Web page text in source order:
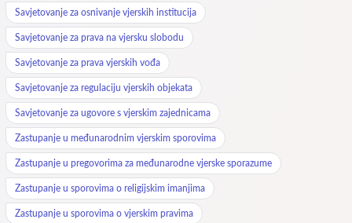
Savjetovanje za osnivanje vjerskih institucija
Savjetovanje za prava na vjersku slobodu
Savjetovanje za prava vjerskih vođa
Savjetovanje za regulaciju vjerskih objekata
Savjetovanje za ugovore s vjerskim zajednicama
Zastupanje u međunarodnim vjerskim sporovima
Zastupanje u pregovorima za međunarodne vjerske sporazume
Zastupanje u sporovima o religijskim imanjima
Zastupanje u sporovima o vjerskim pravima